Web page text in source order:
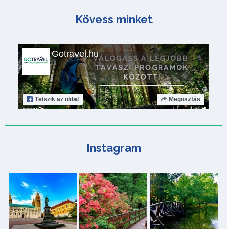
Kövess minket
Gotravel.hu
Tetszik az oldal Megosztás
Instagram